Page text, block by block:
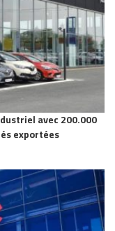
avec 200.000
exportées